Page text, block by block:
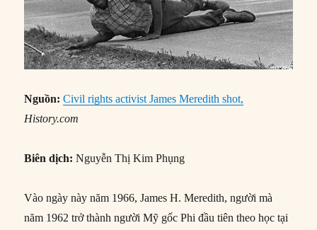
Nguồn: Civil rights activist James Meredith shot,
History.com
Biên dịch: Nguyễn Thị Kim Phụng
Vào ngày này năm 1966, James H. Meredith, người mà
năm 1962 trở thành người Mỹ gốc Phi đầu tiên theo học tại